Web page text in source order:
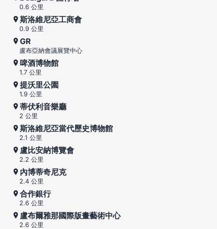
0.6 公里
斯洛維尼亞工商會
0.9 公里
GR
盧布亞納會議展覽中心
啤酒博物館
1.7 公里
提沃里公園
1.9 公里
蒂伏利音樂廳
2 公里
斯洛維尼亞當代歷史博物館
2.1 公里
盧比安納博覽會
2.2 公里
內博蒂奇尼克
2.4 公里
合作銀行
2.6 公里
盧布爾雅那國際版畫藝術中心
2.6 公里